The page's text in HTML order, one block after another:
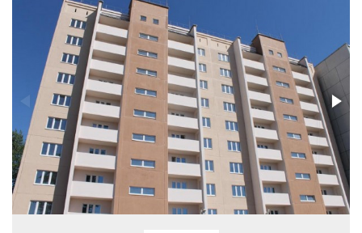
Благоустройство
На территории предусмотрены детские и спортивные
площадки, площадки для отдыха взрослого
населения,
стоянки для легко­вого автотранспорта. Расчёт ко­
личества машиномест на автостоянках выполнен в
соответствии с требованиями местных нормативов
градостроительного проектирования города Тюмени. Для
постоянного хранения автотранспортных средств жителей
предусматривается использование автостоянок в
коммунальной зоне и границах микрорай­она в пределах
пешеходной доступности. Гос­тевые и временные автостоянки